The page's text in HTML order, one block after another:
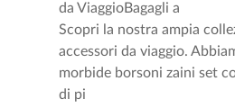
da ViaggioBagagli a
Scopri la nostra ampia
accessori da viaggio.
morbide borsoni zaini set
di pi